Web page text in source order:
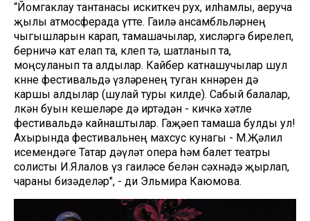
“Йомгаклау тантанасы искиткеч рух, илһамлы, аеруча
җылы атмосферада үтте. Гаилә ансамбльләрнең
чыгышларын карап, тамашачылар, хисләргә бирелеп,
берничә кат елап та, көлеп тә, шатланып та,
моңсуланып та алдылар. Кайбер катнашучылар шул
көнне фестивальдә үзләренең туган көннәрен дә
каршы алдылар (шулай туры килде). Сабый балалар,
өлкән буын кешеләре дә иртәдән - кичкә хәтле
фестивальдә кайнаштылар. Гаҗәеп тамаша булды ул!
Ахырында фестивальнең махсус кунагы - М.Җәлил
исемендәге Татар дәүләт опера һәм балет театры
солисты И.Ялалов үз гаиләсе белән сәхнәдә җырлап,
чараны бизәделәр", - ди Эльмира Каюмова.